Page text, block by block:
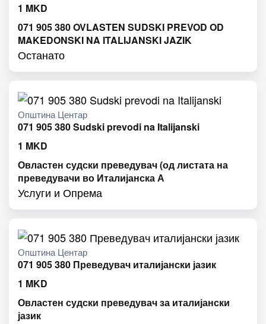
1 MKD
071 905 380 OVLASTEN SUDSKI PREVOD OD
MAKEDONSKI NA ITALIJANSKI JAZIK
Останато
Општина Центар
071 905 380 Sudski prevodi na Italijanski
1 MKD
Овластен судски преведувач (од листата на
преведувачи во Италијанска А
Услуги и Опрема
Општина Центар
071 905 380 Преведувач италијански јазик
1 MKD
Овластен судски преведувач за италијански
јазик